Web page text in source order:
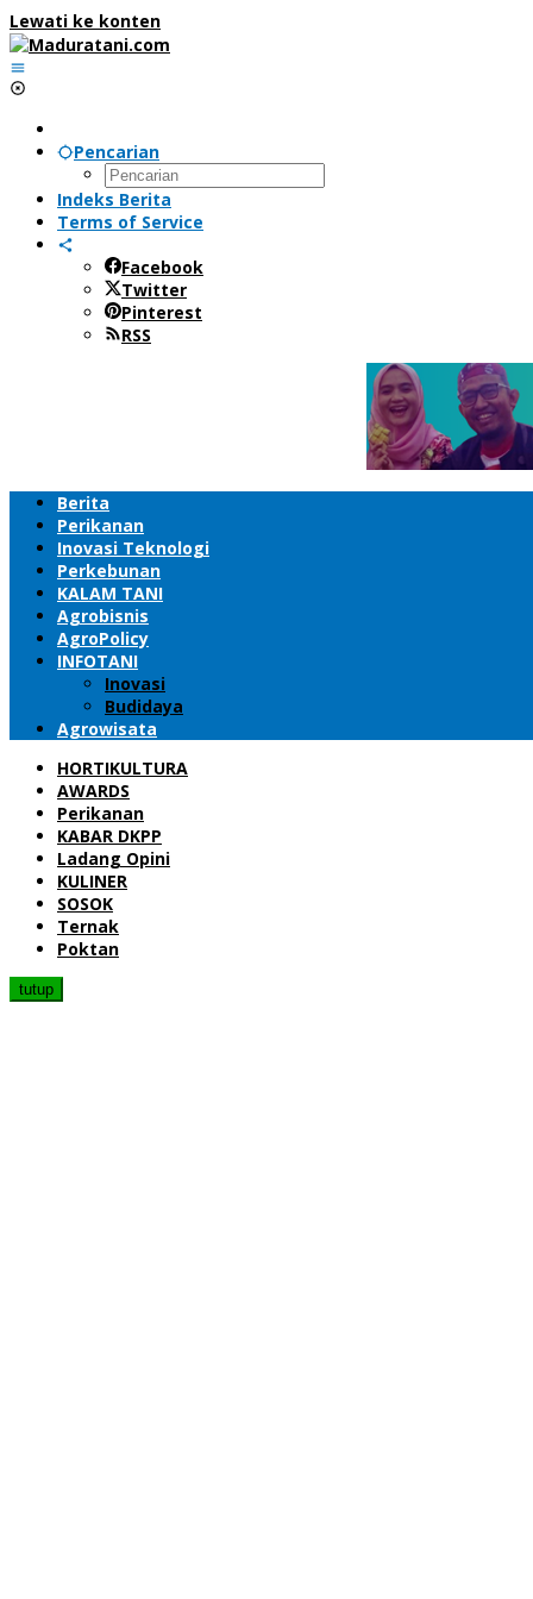
Lewati ke konten
Pencarian
Indeks Berita
Terms of Service
Facebook
Twitter
Pinterest
RSS
Berita
Perikanan
Inovasi Teknologi
Perkebunan
KALAM TANI
Agrobisnis
AgroPolicy
INFOTANI
Inovasi
Budidaya
Agrowisata
HORTIKULTURA
AWARDS
Perikanan
KABAR DKPP
Ladang Opini
KULINER
SOSOK
Ternak
Poktan
tutup